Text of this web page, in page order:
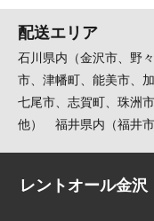
配送エリア
石川県内（金沢市、野
市、津幡町、能美市、
七尾市、志賀町、珠洲
他） 福井県内（福井市
レントオール金沢